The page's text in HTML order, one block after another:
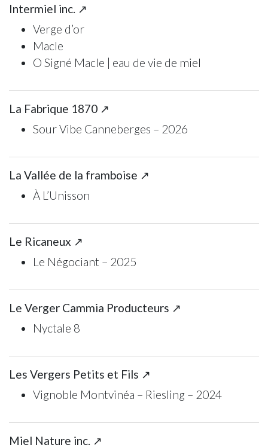
Intermiel inc. ↗
Verge d’or
Macle
O Signé Macle | eau de vie de miel
La Fabrique 1870 ↗
Sour Vibe Canneberges – 2026
La Vallée de la framboise ↗
À L’Unisson
Le Ricaneux ↗
Le Négociant – 2025
Le Verger Cammia Producteurs ↗
Nyctale 8
Les Vergers Petits et Fils ↗
Vignoble Montvinéa – Riesling – 2024
Miel Nature inc. ↗